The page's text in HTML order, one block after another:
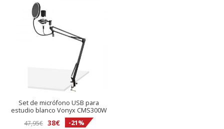
Set de micrófono USB para
estudio blanco Vonyx CMS300W
47,95€ El
38€El
-21%